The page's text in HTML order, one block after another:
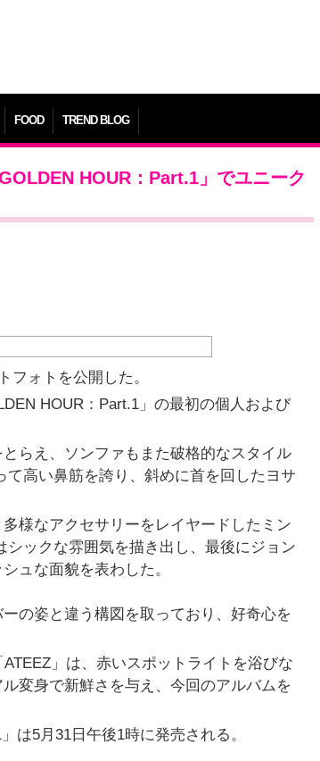
FOOD TREND BLOG
HOUR：Part.1」でユニーク
フォトを公開した。
HOUR：Part.1」の最初の個人および
らえ、ソンファもまた破格的なスタイル
高い鼻筋を誇り、斜めに首を回したヨサ
様なアクセサリーをレイヤードしたミン
ックな雰囲気を描き出し、最後にジョン
ュな面貌を表わした。
の姿と違う構図を取っており、好奇心を
」は、赤いスポットライトを浴びな
変身で新鮮さを与え、今回のアルバムを
は5月31日午後1時に発売される。